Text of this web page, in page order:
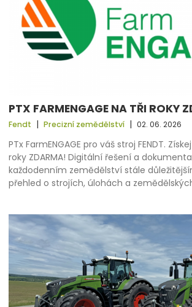
PTX FARMENGAGE NA TŘI ROKY
Fendt | Precizní zemědělství | 02. 06. 2026
PTx FarmENGAGE pro váš stroj FENDT.
roky ZDARMA! Digitální řešení a
každodenním zemědělství stále
přehled o strojích, úlohách a